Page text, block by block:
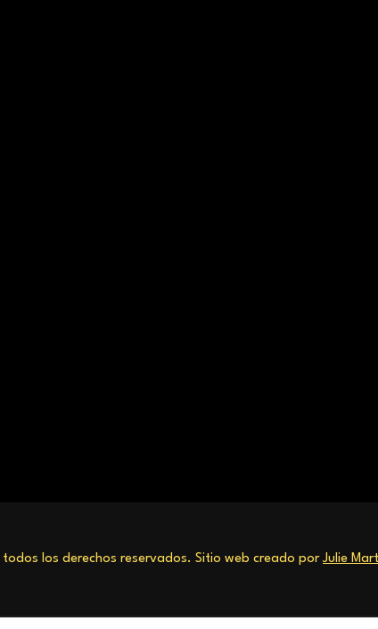
los derechos reservados. Sitio web creado por Julie